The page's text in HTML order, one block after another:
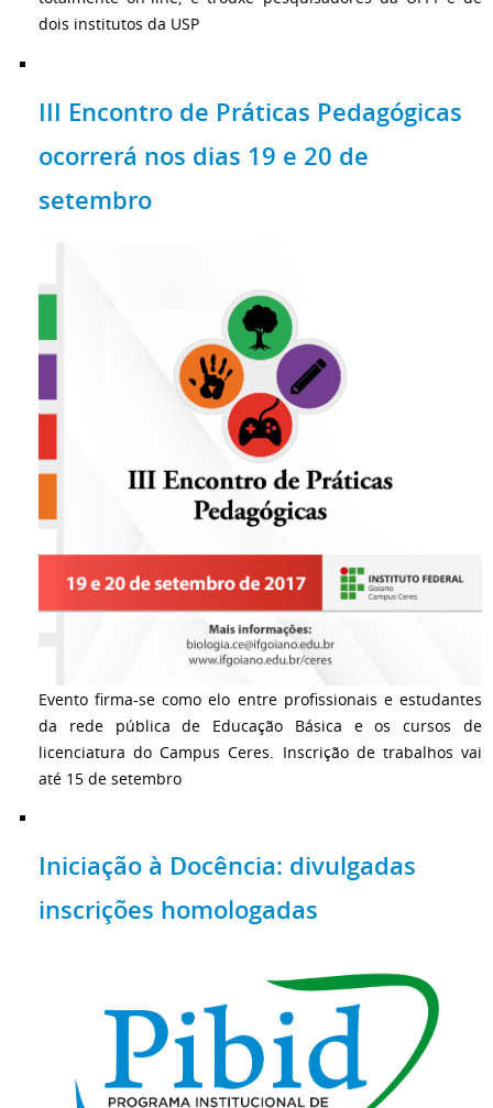
dois institutos da USP
III Encontro de Práticas Pedagógicas
ocorrerá nos dias 19 e 20 de
setembro
Evento firma-se como elo entre profissionais e estudantes
da rede pública de Educação Básica e os cursos de
licenciatura do Campus Ceres. Inscrição de trabalhos vai
até 15 de setembro
Iniciação à Docência: divulgadas
inscrições homologadas